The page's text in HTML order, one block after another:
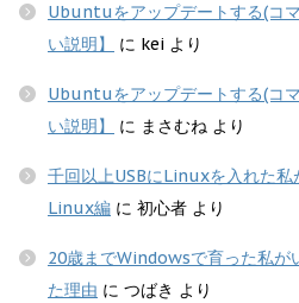
Ubuntuをアップデートする(コ
い説明】
に kei より
Ubuntuをアップデートする(コ
い説明】
に まさむね より
千回以上USBにLinuxを入れた私
Linux編 に 初心者 より
20歳までWindowsで育った私が
た理由 に つばき より